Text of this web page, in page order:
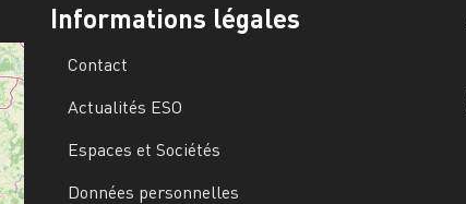
Informations légales
Contact
Actualités ESO
Espaces et Sociétés
Données personnelles